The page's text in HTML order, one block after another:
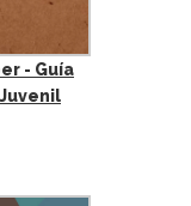
- Guía